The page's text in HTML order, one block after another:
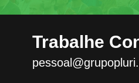
Trabalhe